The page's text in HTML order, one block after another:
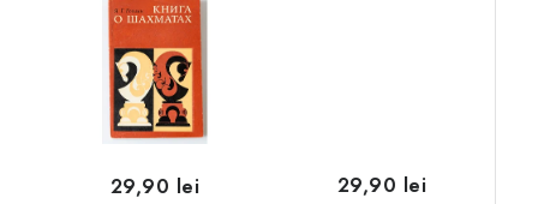
29,90 lei 29,90 lei